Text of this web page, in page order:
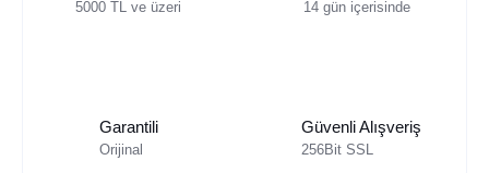
5000 TL ve üzeri 14 gün içerisinde
Garantili
Orijinal
Güvenli Alışveriş
256Bit SSL